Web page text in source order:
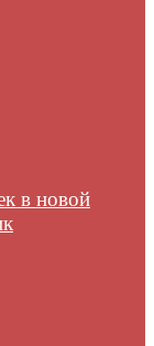
в новой